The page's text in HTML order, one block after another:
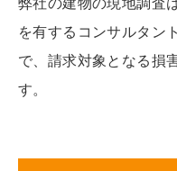
弊社の建物の現地調査
を有するコンサルタン
で、請求対象となる損
す。